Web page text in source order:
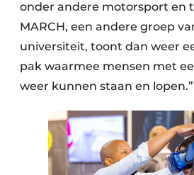
onder andere motorsport en
MARCH, een andere groep
universiteit, toont dan weer
pak waarmee mensen met
weer kunnen staan en lopen.”